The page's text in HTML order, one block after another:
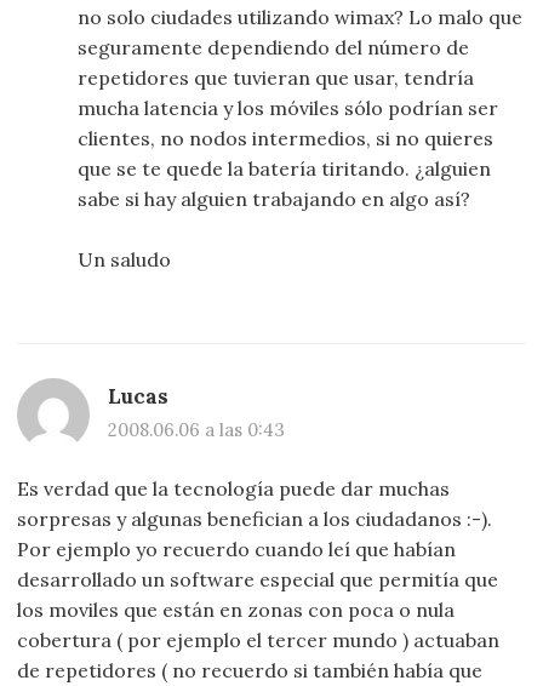
no solo ciudades utilizando wimax? Lo malo que
seguramente dependiendo del número de
repetidores que tuvieran que usar, tendría
mucha latencia y los móviles sólo podrían ser
clientes, no nodos intermedios, si no quieres
que se te quede la batería tiritando. ¿alguien
sabe si hay alguien trabajando en algo así?
Un saludo
Lucas
2008.06.06 a las 0:43
Es verdad que la tecnología puede dar muchas
sorpresas y algunas benefician a los ciudadanos :-).
Por ejemplo yo recuerdo cuando leí que habían
desarrollado un software especial que permitía que
los moviles que están en zonas con poca o nula
cobertura ( por ejemplo el tercer mundo ) actuaban
de repetidores ( no recuerdo si también había que